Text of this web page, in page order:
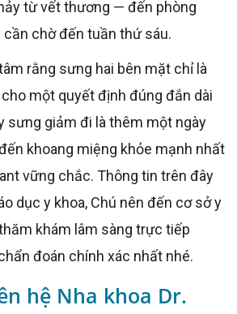
từ vết thương — đến phòng
cần chờ đến tuần thứ sáu.
cho một quyết định đúng đắn dài
sưng giảm đi là thêm một ngày
khoang miệng khỏe mạnh nhất
vững chắc. Thông tin trên đây
dục y khoa, Chú nên đến cơ sở y
khám lâm sàng trực tiếp
đoán chính xác nhất nhé.
hệ Nha khoa Dr.